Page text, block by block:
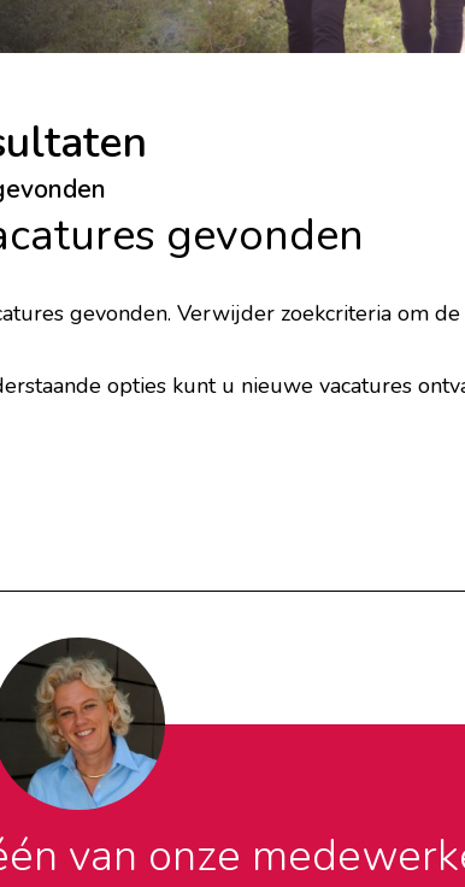
gevonden
gevonden. Verwijder zoekcriteria om
opties kunt u nieuwe vacatures
van onze